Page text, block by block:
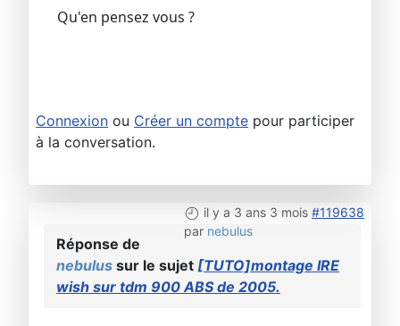
Qu'en pensez vous ?
Connexion ou Créer un compte pour participer
à la conversation.
il y a 3 ans 3 mois #119638
par nebulus
Réponse de
nebulus sur le sujet [TUTO]montage IRE
wish sur tdm 900 ABS de 2005.